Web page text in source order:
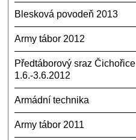
Blesková povodeň 2013
Army tábor 2012
Předtáborový sraz Čichořice
1.6.-3.6.2012
Armádní technika
Army tábor 2011